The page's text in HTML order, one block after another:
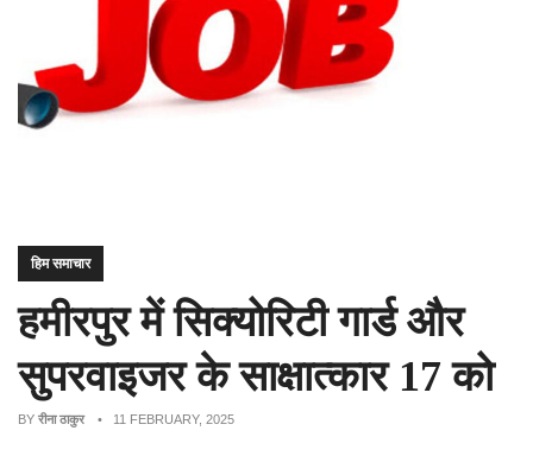
हिम समाचार
हमीरपुर में सिक्योरिटी गार्ड और
सुपरवाइजर के साक्षात्कार 17 को
BY रीना ठाकुर • 11 FEBRUARY, 2025